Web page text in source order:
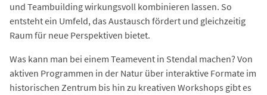
und Teambuilding wirkungsvoll kombinieren lassen. So
entsteht ein Umfeld, das Austausch fördert und gleichzeitig
Raum für neue Perspektiven bietet.
Was kann man bei einem Teamevent in Stendal machen? Von
aktiven Programmen in der Natur über interaktive Formate im
historischen Zentrum bis hin zu kreativen Workshops gibt es